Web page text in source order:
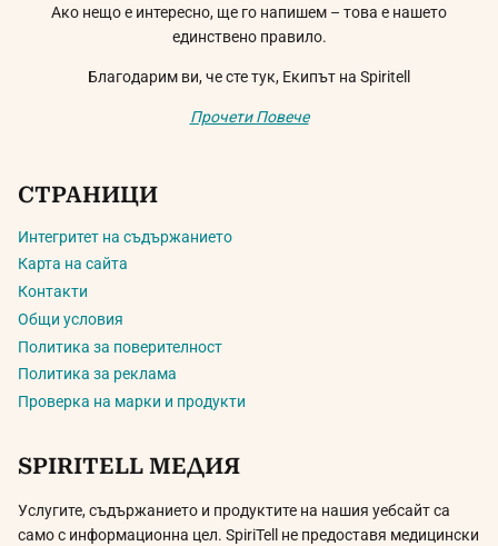
Ако нещо е интересно, ще го напишем – това е нашето
единствено правило.
Благодарим ви, че сте тук, Екипът на Spiritell
Прочети Повече
СТРАНИЦИ
Интегритет на съдържанието
Карта на сайта
Контакти
Общи условия
Политика за поверителност
Политика за реклама
Проверка на марки и продукти
SPIRITELL МЕДИЯ
Услугите, съдържанието и продуктите на нашия уебсайт са
само с информационна цел. SpiriTell не предоставя медицински